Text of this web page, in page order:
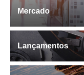
Mercado
Lançamentos